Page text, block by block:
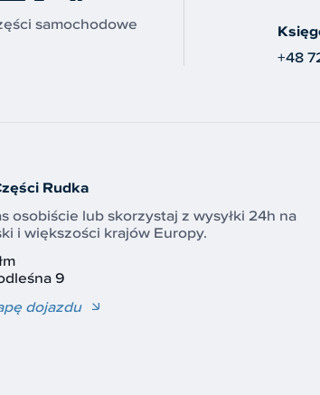
samochodowe
+48
Rudka
osobiście lub skorzystaj z wysyłki 24h na
i większości krajów Europy.
9
dojazdu